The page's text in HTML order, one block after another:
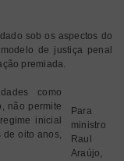
sob os aspectos do
de justiça penal
premiada.
Para
ministro
Raul
Araújo,
como
não permite
inicial
de oito anos,